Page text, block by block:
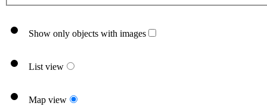
Show only objects with images
List view
Map view